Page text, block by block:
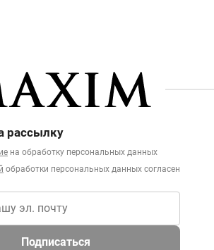
рассылку
на обработку персональных данных
обработки персональных данных согласен
Подписаться